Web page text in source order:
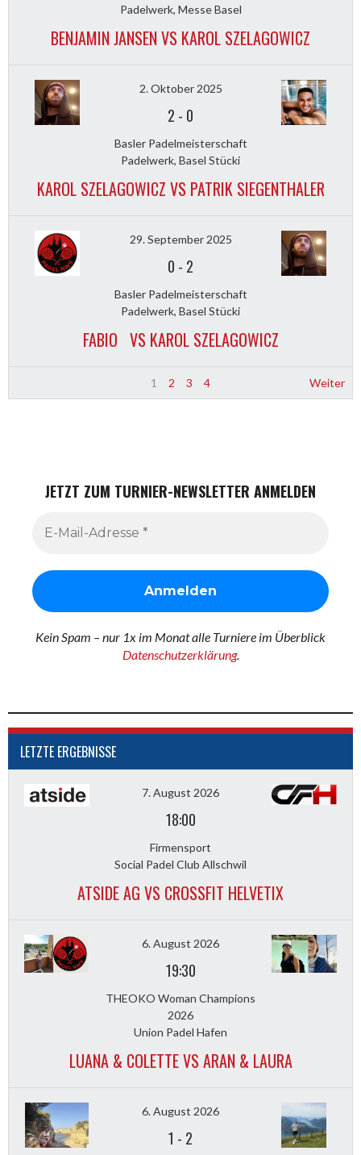
Padelwerk, Messe Basel
BENJAMIN JANSEN VS KAROL SZELAGOWICZ
2. Oktober 2025
2 - 0
Basler Padelmeisterschaft
Padelwerk, Basel Stücki
KAROL SZELAGOWICZ VS PATRIK SIEGENTHALER
29. September 2025
0 - 2
Basler Padelmeisterschaft
Padelwerk, Basel Stücki
FABIO VS KAROL SZELAGOWICZ
1 2 3 4 Weiter
JETZT ZUM TURNIER-NEWSLETTER ANMELDEN
Kein Spam – nur 1x im Monat alle Turniere im Überblick
Datenschutzerklärung.
LETZTE ERGEBNISSE
7. August 2026
18:00
Firmensport
Social Padel Club Allschwil
ATSIDE AG VS CROSSFIT HELVETIX
6. August 2026
19:30
THEOKO Woman Champions
2026
Union Padel Hafen
LUANA & COLETTE VS ARAN & LAURA
6. August 2026
1 - 2